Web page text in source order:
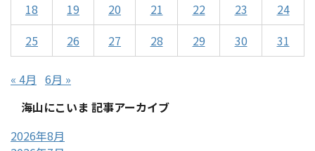
18
19 20 21 22 23
24
25
26 27 28 29 30 31
« 4月 6月 »
海山にこいま 記事アーカイブ
2026年8月